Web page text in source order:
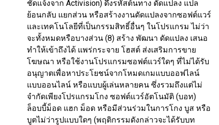
ชัดแจ้งจาก Activision) ดึงรหัสต้นทาง ดัดแปลง แปล
ย้อนกลับ แยกส่วน หรือสร้างงานดัดแปลงจากซอฟต์แวร์
และเทคโนโลยีที่เป็นกรรมสิทธิ์อื่นๆ ในโปรแกรม ไม่ว่า
จะทั้งหมดหรือบางส่วน (8) สร้าง พัฒนา ดัดแปลง เสนอ
ทำให้เข้าถึงได้ แพร่กระจาย โฮสต์ ส่งเสริมการขาย
โฆษณา หรือใช้งานโปรแกรมซอฟต์แวร์ใดๆ ที่ไม่ได้รับ
อนุญาตเพื่อหาประโยชน์จากโหมดเกมแบบออฟไลน์
แบบออนไลน์ หรือแบบผู้เล่นหลายคน ซึ่งรวมถึงแต่ไม่
จำกัดเพียงโปรแกรมโกง ซอฟต์แวร์อัตโนมัติ (บอท)
ล็อบบี้ม็อด แฮก ม็อด หรือมีส่วนร่วมในการโกง บูส หรือ
บูตไม่ว่ารูปแบบใดๆ (พฤติกรรมดังกล่าวจะได้รับบท